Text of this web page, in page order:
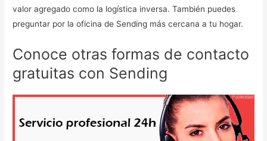
valor agregado como la logística inversa. También puedes
preguntar por la oficina de Sending más cercana a tu hogar.
Conoce otras formas de contacto
gratuitas con Sending